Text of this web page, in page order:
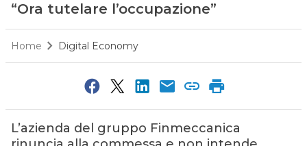
“Ora tutelare l’occupazione”
Home Digital Economy
L’azienda del gruppo Finmeccanica